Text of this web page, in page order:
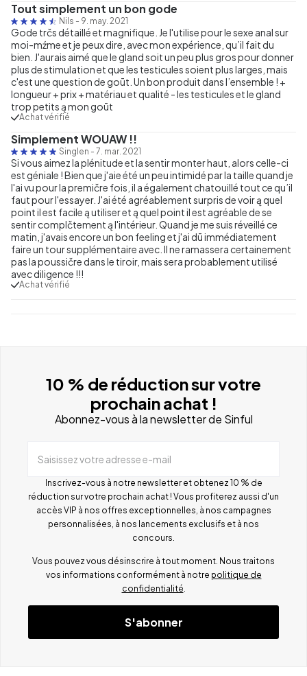
Tout simplement un bon gode
Nils - 9. may. 2021
Gode trčs détaillé et magnifique. Je l'utilise pour le sexe anal sur
moi-mźme et je peux dire, avec mon expérience, qu’il fait du
bien. J'aurais aimé que le gland soit un peu plus gros pour donner
plus de stimulation et que les testicules soient plus larges, mais
c'est une question de goūt. Un bon produit dans l’ensemble ! +
longueur + prix + matériau et qualité - les testicules et le gland
trop petits ą mon goūt
Achat vérifié
Simplement WOUAW !!
Singlen - 7. mar. 2021
Si vous aimez la plénitude et la sentir monter haut, alors celle-ci
est géniale ! Bien que j'aie été un peu intimidé par la taille quand je
l'ai vu pour la premičre fois, il a également chatouillé tout ce qu’il
faut pour l'essayer. J'ai été agréablement surpris de voir ą quel
point il est facile ą utiliser et ą quel point il est agréable de se
sentir complčtement ą l'intérieur. Quand je me suis réveillé ce
matin, j'avais encore un bon feeling et j'ai dū immédiatement
faire un tour supplémentaire avec. Il ne ramassera certainement
pas la poussičre dans le tiroir, mais sera probablement utilisé
avec diligence !!!
Achat vérifié
10 % de réduction sur votre
prochain achat !
Abonnez-vous à la newsletter de Sinful
Saisissez votre adresse e-mail
Inscrivez-vous à notre newsletter et obtenez 10 % de
réduction sur votre prochain achat ! Vous profiterez aussi d'un
accès VIP à nos offres exceptionnelles, à nos campagnes
personnalisées, à nos lancements exclusifs et à nos
concours.
Vous pouvez vous désinscrire à tout moment. Nous traitons
vos informations conformément à notre politique de
confidentialité
S'abonner